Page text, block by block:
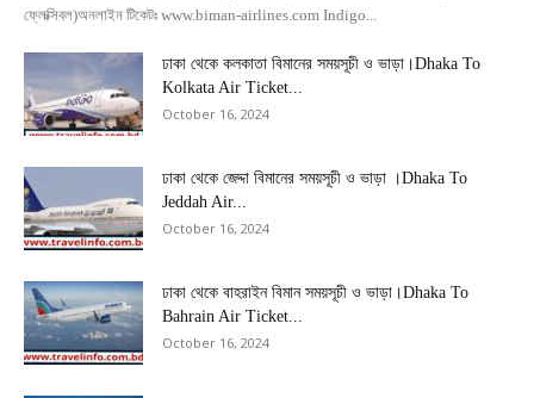
ফ্লেক্সিবল)অনলাইন টিকেটঃ www.biman-airlines.com Indigo...
ঢাকা থেকে কলকাতা বিমানের সময়সূচী ও ভাড়া।Dhaka To
Kolkata Air Ticket...
October 16, 2024
ঢাকা থেকে জেদ্দা বিমানের সময়সূচী ও ভাড়া ।Dhaka To
Jeddah Air...
October 16, 2024
ঢাকা থেকে বাহরাইন বিমান সময়সূচী ও ভাড়া।Dhaka To
Bahrain Air Ticket...
October 16, 2024